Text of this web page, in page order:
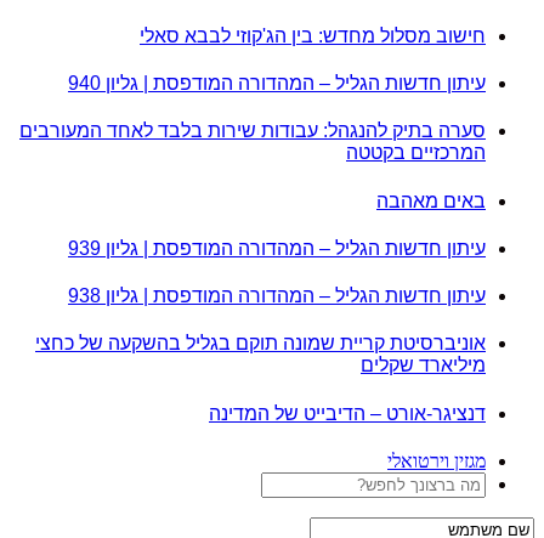
חישוב מסלול מחדש: בין הג'קוזי לבבא סאלי
עיתון חדשות הגליל – המהדורה המודפסת | גליון 940
סערה בתיק להנגהל: עבודות שירות בלבד לאחד המעורבים
המרכזיים בקטטה
באים מאהבה
עיתון חדשות הגליל – המהדורה המודפסת | גליון 939
עיתון חדשות הגליל – המהדורה המודפסת | גליון 938
אוניברסיטת קריית שמונה תוקם בגליל בהשקעה של כחצי
מיליארד שקלים
דנציגר-אורט – הדיבייט של המדינה
מגזין וירטואלי